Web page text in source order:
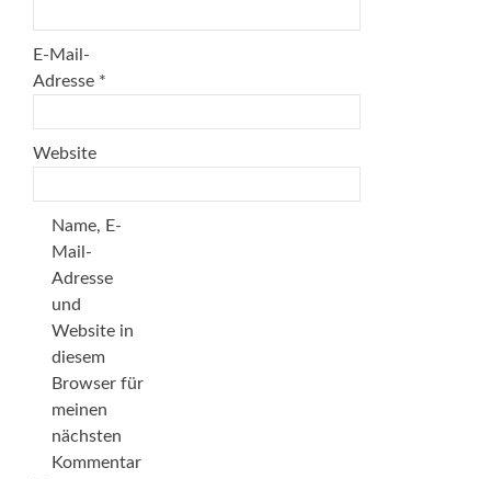
E-Mail-
Adresse *
Website
Name, E-
Mail-
Adresse
und
Website in
diesem
Browser für
meinen
nächsten
Kommentar